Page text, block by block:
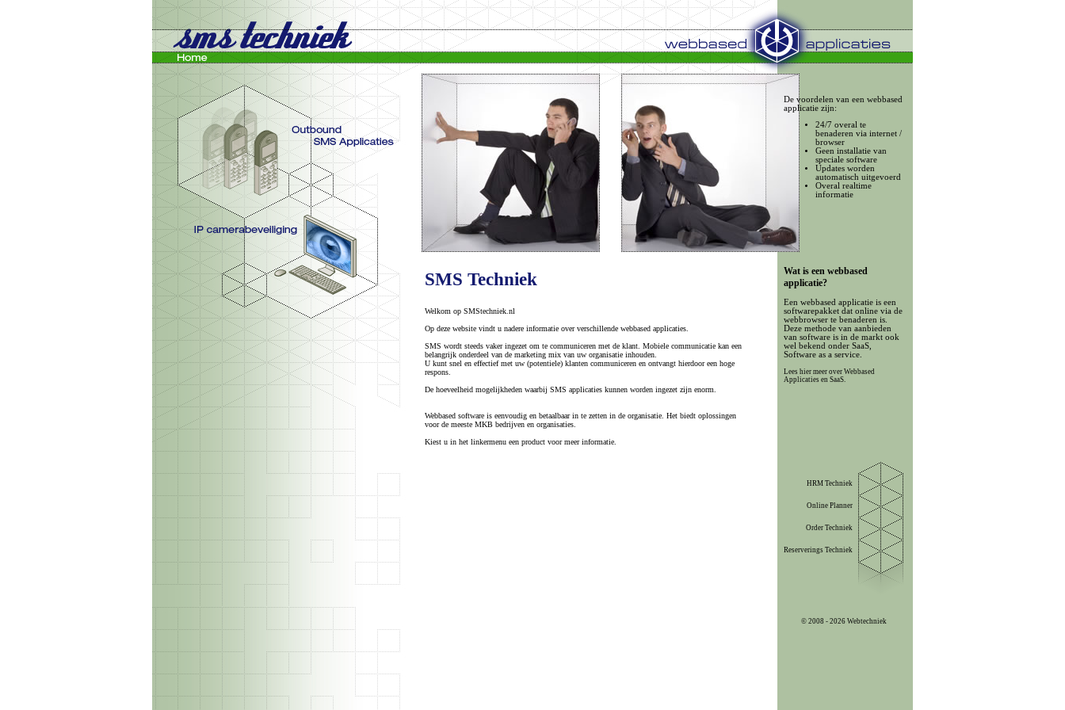
SMS Techniek
Welkom op SMStechniek.nl
Op deze website vindt u nadere informatie over verschillende webbased applicaties.
SMS wordt steeds vaker ingezet om te communiceren met de klant. Mobiele communicatie kan een
belangrijk onderdeel van de marketing mix van uw organisatie inhouden.
U kunt snel en effectief met uw (potentiele) klanten communiceren en ontvangt hierdoor een hoge
respons.
De hoeveelheid mogelijkheden waarbij SMS applicaties kunnen worden ingezet zijn enorm.
Webbased software is eenvoudig en betaalbaar in te zetten in de organisatie. Het biedt oplossingen
voor de meeste MKB bedrijven en organisaties.
Kiest u in het linkermenu een product voor meer informatie.
De voordelen van een webbased
applicatie zijn:
24/7 overal te
benaderen via internet /
browser
Geen installatie van
speciale software
Updates worden
automatisch uitgevoerd
Overal realtime
informatie
Wat is een webbased
applicatie?
Een webbased applicatie is een
softwarepakket dat online via de
webbrowser te benaderen is.
Deze methode van aanbieden
van software is in de markt ook
wel bekend onder SaaS,
Software as a service.
Lees hier meer over Webbased
Applicaties en SaaS.
HRM Techniek
Online Planner
Order Techniek
Reserverings Techniek
© 2008 - 2026 Webtechniek